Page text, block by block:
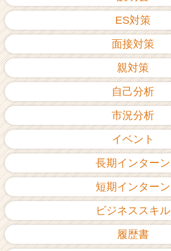
e
r
a
e
r）
ES対策
面接対策
親対策
自己分析
市況分析
イベント
長期インターン
短期インターン
ビジネススキル
履歴書